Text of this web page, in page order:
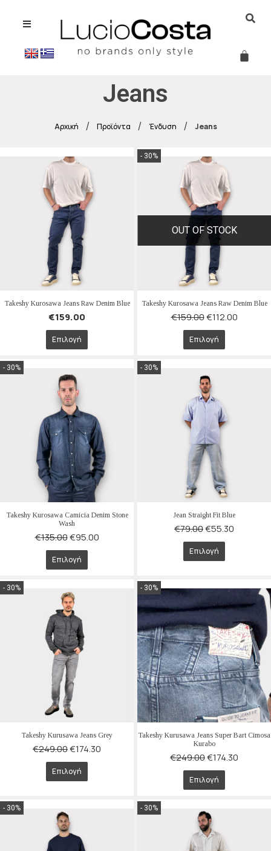
Jeans
Αρχική / Προϊόντα / Ένδυση / Jeans
Takeshy Kurosawa Jeans Raw Denim Blue
€159.00
Επιλογή
- 30%
OUT OF STOCK
Takeshy Kurosawa Jeans Raw Denim Blue
€159.00€112.00
Επιλογή
- 30%
Takeshy Kurosawa Camicia Denim Stone
Wash
€135.00€95.00
Επιλογή
- 30%
Jean Straight Fit Blue
€79.00€55.30
Επιλογή
- 30%
Takeshy Kurusawa Jeans Grey
€249.00€174.30
Επιλογή
- 30%
Takeshy Kurusawa Jeans Super Bart Cimosa
Kurabo
€249.00€174.30
Επιλογή
- 30% - 30%